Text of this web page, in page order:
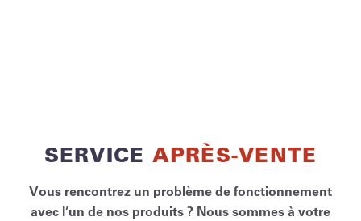
SERVICE APRÈS-VENTE
Vous rencontrez un problème de fonctionnement
avec l’un de nos produits ? Nous sommes à votre